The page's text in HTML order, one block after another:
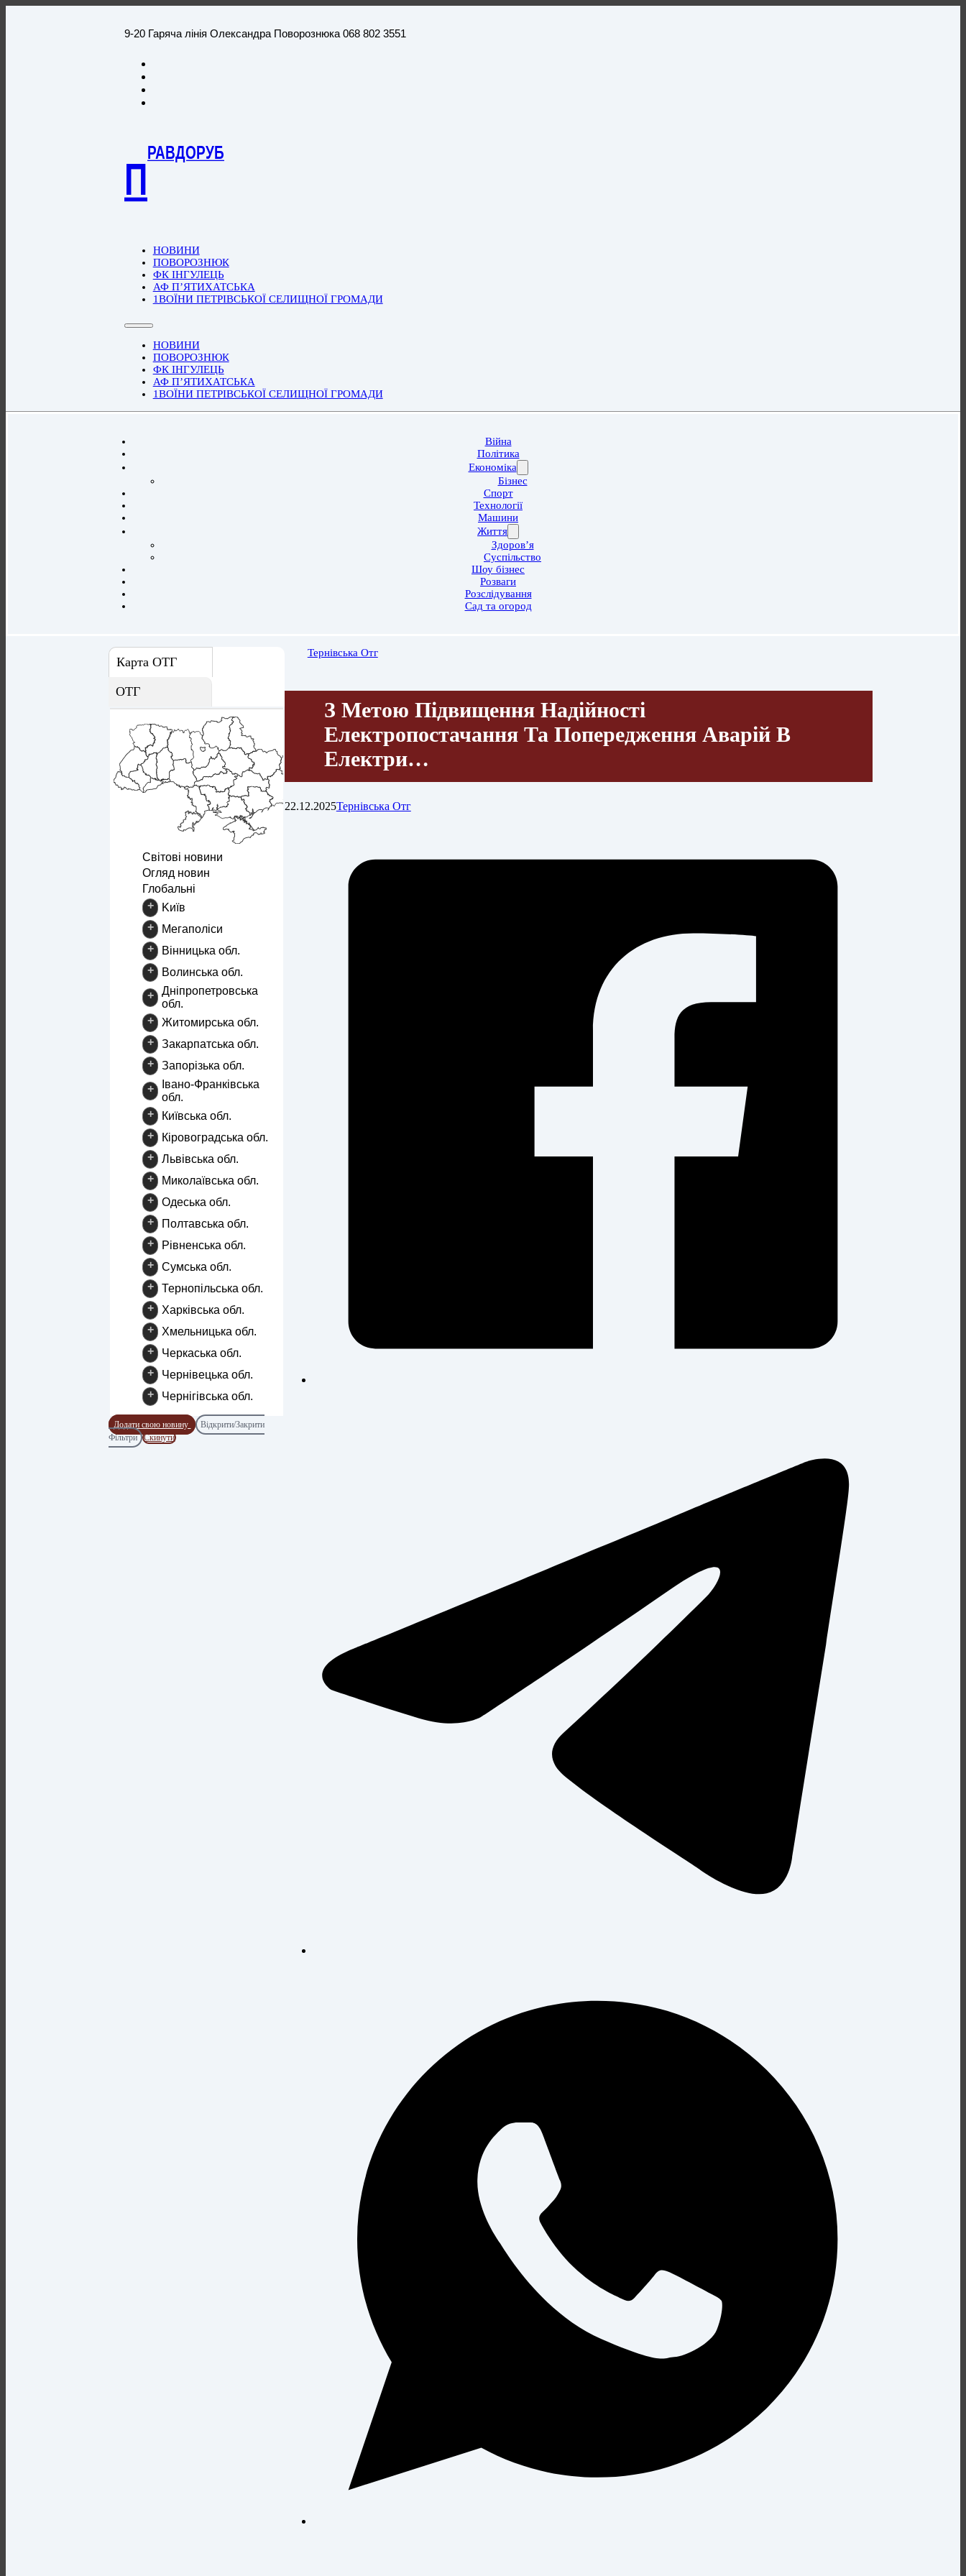
9-20 Гаряча лінія Олександра Поворознюка 068 802 3551
П
РАВДОРУБ
НОВИНИ
ПОВОРОЗНЮК
ФК ІНГУЛЕЦЬ
АФ П’ЯТИХАТСЬКА
1ВОЇНИ ПЕТРІВСЬКОЇ СЕЛИЩНОЇ ГРОМАДИ
НОВИНИ
ПОВОРОЗНЮК
ФК ІНГУЛЕЦЬ
АФ П’ЯТИХАТСЬКА
1ВОЇНИ ПЕТРІВСЬКОЇ СЕЛИЩНОЇ ГРОМАДИ
Війна
Політика
Економіка
Бізнес
Спорт
Технології
Машини
Життя
Здоров’я
Суспільство
Шоу бізнес
Розваги
Розслідування
Сад та огород
Карта ОТГ
ОТГ
Світові новини
Огляд новин
Глобальні
+
Kиїв
+
Mегаполіси
+
Вінницька обл.
+
Волинська обл.
+
Дніпропетровська
обл.
+
Житомирська обл.
+
Закарпатська обл.
+
Запорізька обл.
+
Івано-Франківська
обл.
+
Київська обл.
+
Кіровоградська обл.
+
Львівська обл.
+
Миколаївська обл.
+
Одеська обл.
+
Полтавська обл.
+
Рівненська обл.
+
Сумська обл.
+
Тернопільська обл.
+
Харківська обл.
+
Хмельницька обл.
+
Черкаська обл.
+
Чернівецька обл.
+
Чернігівська обл.
Додати свою новину
Відкрити/Закрити
Фільтри
Скинути
Тернівська Отг
З Метою Підвищення Надійності
Електропостачання Та Попередження Аварій В
Електри…
22.12.2025Тернівська Отг